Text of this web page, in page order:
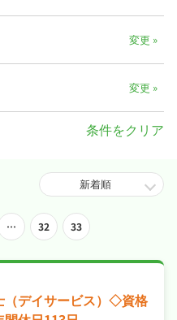
埼玉県
453万
2,155
(PT)の好条件のお仕事を多数
シフト制」「交通費支給」な
ん、職場の雰囲気など求人票
にキャリアパートナーがお調
変更 »
変更 »
条件をクリア
… 32 33
（デイサービス）◇資格